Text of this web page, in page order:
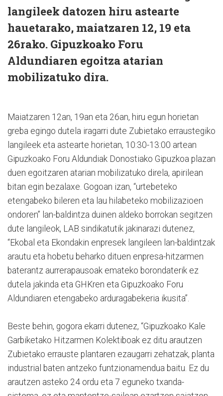
langileek datozen hiru astearte
hauetarako, maiatzaren 12, 19 eta
26rako. Gipuzkoako Foru
Aldundiaren egoitza atarian
mobilizatuko dira.
Maiatzaren 12an, 19an eta 26an, hiru egun horietan
greba egingo dutela iragarri dute Zubietako erraustegiko
langileek eta astearte horietan, 10:30-13:00 artean
Gipuzkoako Foru Aldundiak Donostiako Gipuzkoa plazan
duen egoitzaren atarian mobilizatuko direla, apirilean
bitan egin bezalaxe. Gogoan izan, “urtebeteko
etengabeko bileren eta lau hilabeteko mobilizazioen
ondoren” lan-baldintza duinen aldeko borrokan segitzen
dute langileok, LAB sindikatutik jakinarazi dutenez,
“Ekobal eta Ekondakin enpresek langileen lan-baldintzak
arautu eta hobetu beharko dituen enpresa-hitzarmen
baterantz aurrerapausoak emateko borondaterik ez
dutela jakinda eta GHKren eta Gipuzkoako Foru
Aldundiaren etengabeko arduragabekeria ikusita”.
Beste behin, gogora ekarri dutenez, “Gipuzkoako Kale
Garbiketako Hitzarmen Kolektiboak ez ditu arautzen
Zubietako errauste plantaren ezaugarri zehatzak, planta
industrial baten antzeko funtzionamendua baitu. Ez du
arautzen asteko 24 ordu eta 7 eguneko txanda-